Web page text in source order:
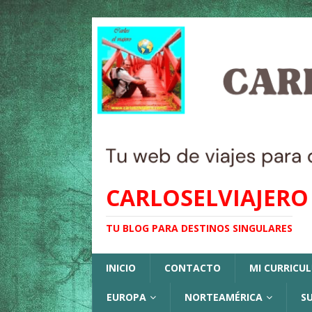
CARLOSELVIAJERO
TU BLOG PARA DESTINOS SINGULARES
INICIO CONTACTO MI
EUROPA NORTEAMÉRICA